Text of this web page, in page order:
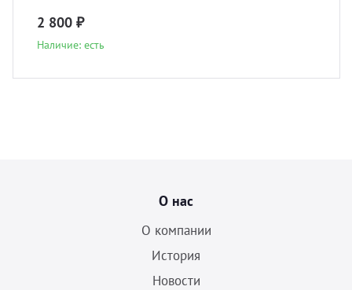
2 800 ₽
Наличие: есть
О нас
О компании
История
Новости